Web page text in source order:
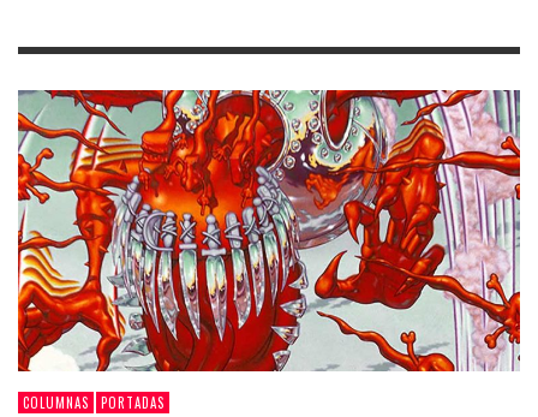
COLUMNAS PORTADAS